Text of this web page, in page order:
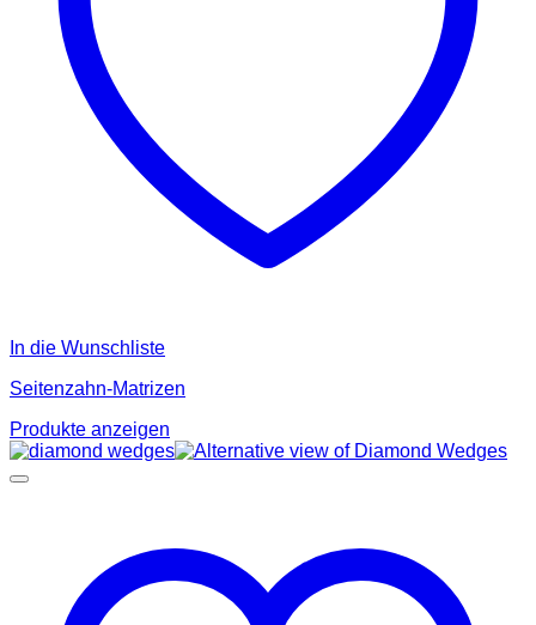
In die Wunschliste
Seitenzahn-Matrizen
Produkte anzeigen